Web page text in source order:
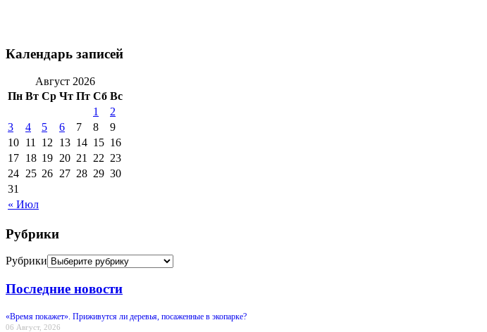
Календарь записей
Август 2026
Пн Вт Ср Чт Пт Сб Вс
« Июл
1
2
3
4 5 6 7 8
9
10 11 12 13 14 15 16
17 18 19 20 21 22 23
24 25 26 27 28 29 30
31
Рубрики
Рубрики
Последние новости
«Время покажет». Приживутся ли деревья, посаженные в экопарке?
06 Август, 2026